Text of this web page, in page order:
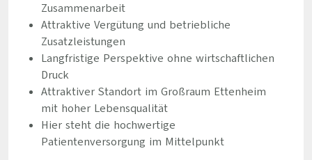
Zusammenarbeit
Attraktive Vergütung und betriebliche
Zusatzleistungen
Langfristige Perspektive ohne wirtschaftlichen
Druck
Attraktiver Standort im Großraum Ettenheim
mit hoher Lebensqualität
Hier steht die hochwertige
Patientenversorgung im Mittelpunkt